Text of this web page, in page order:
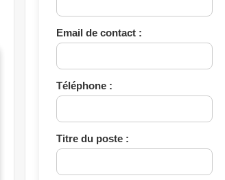
Email de contact :
Téléphone :
Titre du poste :